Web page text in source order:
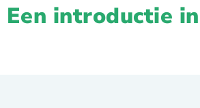
Een introductie